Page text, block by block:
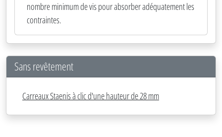
nombre minimum de vis pour absorber adéquatement les
contraintes.
Sans revêtement
Carreaux Staenis à clic d'une hauteur de 28 mm